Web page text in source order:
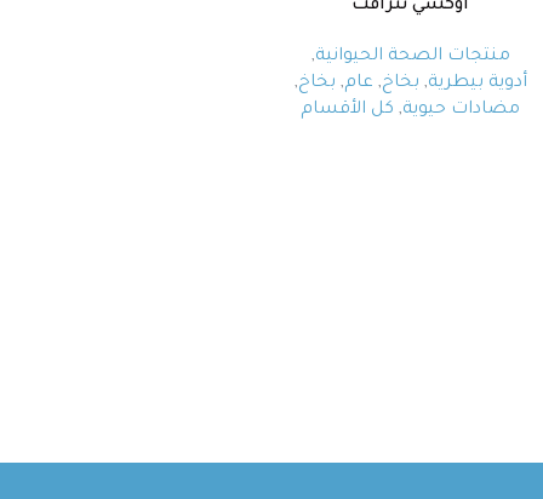
اوكسي تترافت
منتجات الصحة الحيوانية,
أدوية بيطرية, بخاخ, عام, بخاخ,
مضادات حيوية, كل الأقسام